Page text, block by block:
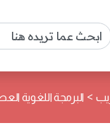
> البرمجة اللغوية